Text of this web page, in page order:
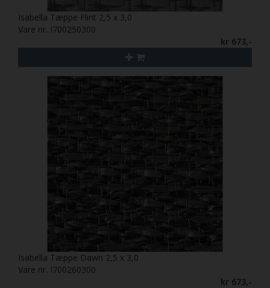
Isabella Tæppe Flint 2,5 x 3,0
Vare nr. I700250300
kr 673,-
Isabella Tæppe Dawn 2,5 x 3,0
Vare nr. I700260300
kr 673,-